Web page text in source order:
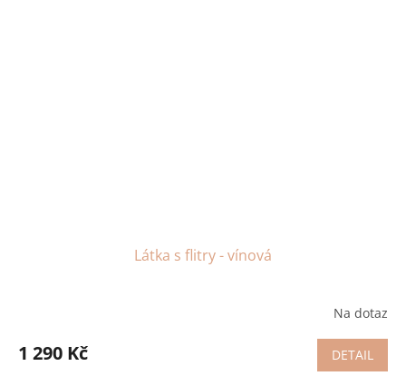
Látka s flitry - vínová
Na dotaz
1 290 Kč DETAIL